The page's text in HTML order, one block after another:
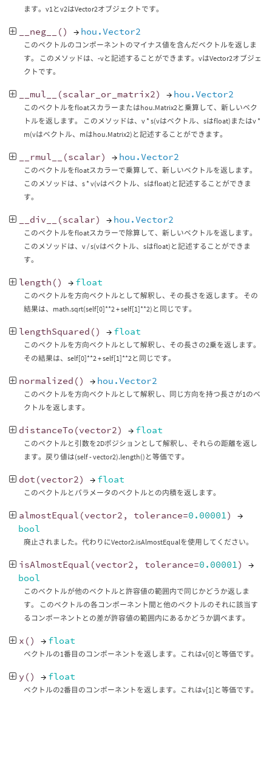
ます。v1とv2はVector2オブジェクトです。
__neg__ () → hou.Vector2
このベクトルのコンポーネントのマイナス値を含んだベクトルを返しま
す。 このメソッドは、-vと記述することができます。vはVector2オブジェ
クトです。
__mul__ (scalar_or_matrix2) → hou.Vector2
このベクトルをfloatスカラーまたはhou.Matrix2と乗算して、新しいベク
トルを返します。 このメソッドは、v * s(vはベクトル、sはfloat)またはv *
m(vはベクトル、mはhou.Matrix2)と記述することができます。
__rmul__ (scalar) → hou.Vector2
このベクトルをfloatスカラーで乗算して、新しいベクトルを返します。
このメソッドは、s * v(vはベクトル、sはfloat)と記述することができま
す。
__div__ (scalar) → hou.Vector2
このベクトルをfloatスカラーで除算して、新しいベクトルを返します。
このメソッドは、v / s(vはベクトル、sはfloat)と記述することができま
す。
length () → float
このベクトルを方向ベクトルとして解釈し、その長さを返します。 その
結果は、math.sqrt(self[0]**2 + self[1]**2)と同じです。
lengthSquared () → float
このベクトルを方向ベクトルとして解釈し、その長さの2乗を返します。
その結果は、self[0]**2 + self[1]**2と同じです。
normalized () → hou.Vector2
このベクトルを方向ベクトルとして解釈し、同じ方向を持つ長さが1のベ
クトルを返します。
distanceTo (vector2) → float
このベクトルと引数を2Dポジションとして解釈し、それらの距離を返し
ます。戻り値は(self - vector2).length()と等価です。
dot (vector2) → float
このベクトルとパラメータのベクトルとの内積を返します。
almostEqual (vector2 , tolerance=0.00001)
→
bool
廃止されました。代わりにVector2.isAlmostEqualを使用してください。
isAlmostEqual (vector2 , tolerance=0.00001)
→
bool
このベクトルが他のベクトルと許容値の範囲内で同じかどうか返しま
す。 このベクトルの各コンポーネント間と他のベクトルのそれに該当す
るコンポーネントとの差が許容値の範囲内にあるかどうか調べます。
x () → float
ベクトルの1番目のコンポーネントを返します。これはv[0]と等価です。
y () → float
ベクトルの2番目のコンポーネントを返します。これはv[1]と等価です。